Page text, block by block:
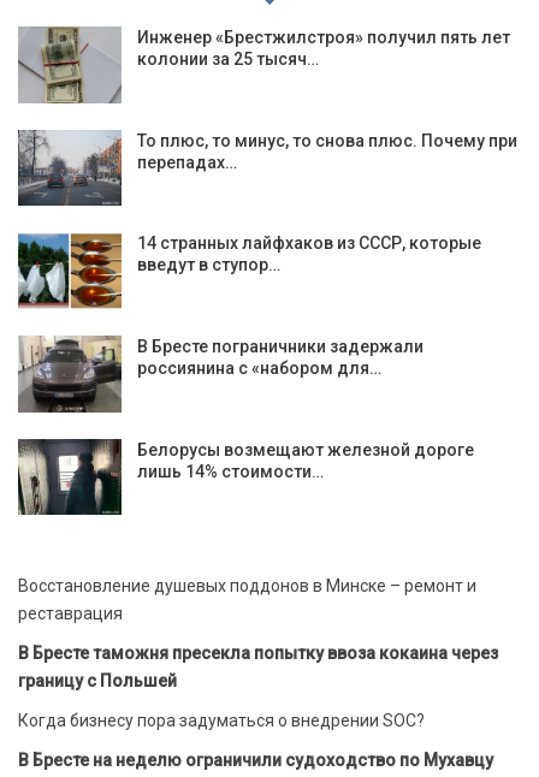
Инженер «Брестжилстроя» получил пять лет
колонии за 25 тысяч…
То плюс, то минус, то снова плюс. Почему при
перепадах…
14 странных лайфхаков из СССР, которые
введут в ступор…
В Бресте пограничники задержали
россиянина с «набором для…
Белорусы возмещают железной дороге
лишь 14% стоимости…
Восстановление душевых поддонов в Минске – ремонт и
реставрация
В Бресте таможня пресекла попытку ввоза кокаина через
границу с Польшей
Когда бизнесу пора задуматься о внедрении SOC?
В Бресте на неделю ограничили судоходство по Мухавцу